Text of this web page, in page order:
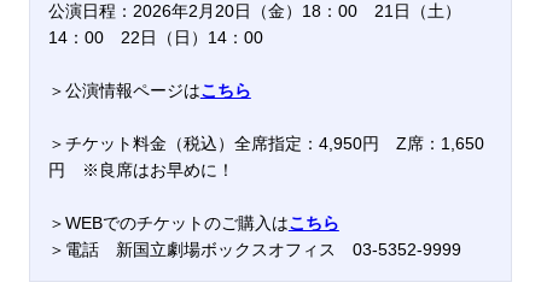
公演日程：2026年2月20日（金）18：00 21日（土）
14：00 22日（日）14：00
＞公演情報ページはこちら
＞チケット料金（税込）全席指定：4,950円 Z席：1,650
円
※良席はお早めに！
＞WEBでのチケットのご購入はこちら
＞電話 新国立劇場ボックスオフィス 03-5352-9999